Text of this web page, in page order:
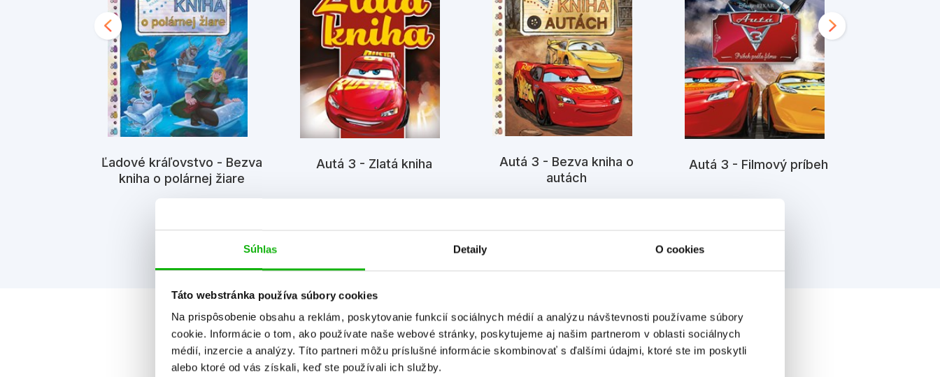
Súhlas Detaily O cookies
Táto webstránka používa súbory cookies
Na prispôsobenie obsahu a reklám, poskytovanie funkcií sociálnych médií a analýzu návštevnosti používame súbory
cookie. Informácie o tom, ako používate naše webové stránky, poskytujeme aj našim partnerom v oblasti sociálnych
médií, inzercie a analýzy. Títo partneri môžu príslušné informácie skombinovať s ďalšími údajmi, ktoré ste im poskytli
alebo ktoré od vás získali, keď ste používali ich služby.
Ľadové kráľovstvo - Bezva
kniha o polárnej žiare
Autá 3 - Zlatá kniha
Autá 3 - Bezva kniha o
autách
Autá 3 - Filmový príbeh
Informácie